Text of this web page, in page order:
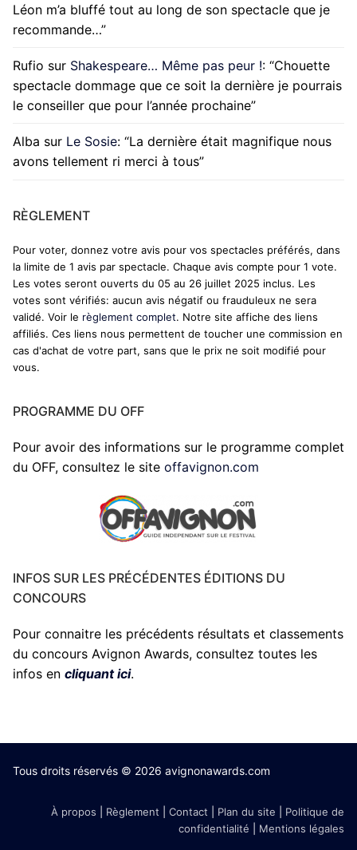
Léon m’a bluffé tout au long de son spectacle que je
recommande…”
Rufio sur Shakespeare… Même pas peur !: “Chouette
spectacle dommage que ce soit la dernière je pourrais
le conseiller que pour l’année prochaine”
Alba sur Le Sosie: “La dernière était magnifique nous
avons tellement ri merci à tous”
RÈGLEMENT
Pour voter, donnez votre avis pour vos spectacles préférés, dans
la limite de 1 avis par spectacle. Chaque avis compte pour 1 vote.
Les votes seront ouverts du 05 au 26 juillet 2025 inclus. Les
votes sont vérifiés: aucun avis négatif ou frauduleux ne sera
validé. Voir le règlement complet. Notre site affiche des liens
affiliés. Ces liens nous permettent de toucher une commission en
cas d'achat de votre part, sans que le prix ne soit modifié pour
vous.
PROGRAMME DU OFF
Pour avoir des informations sur le programme complet
du OFF, consultez le site offavignon.com
INFOS SUR LES PRÉCÉDENTES ÉDITIONS DU
CONCOURS
Pour connaitre les précédents résultats et classements
du concours Avignon Awards, consultez toutes les
infos en cliquant ici.
Tous droits réservés © 2026 avignonawards.com
À propos Règlement Contact Plan du site
Politique de
confidentialité
Mentions légales